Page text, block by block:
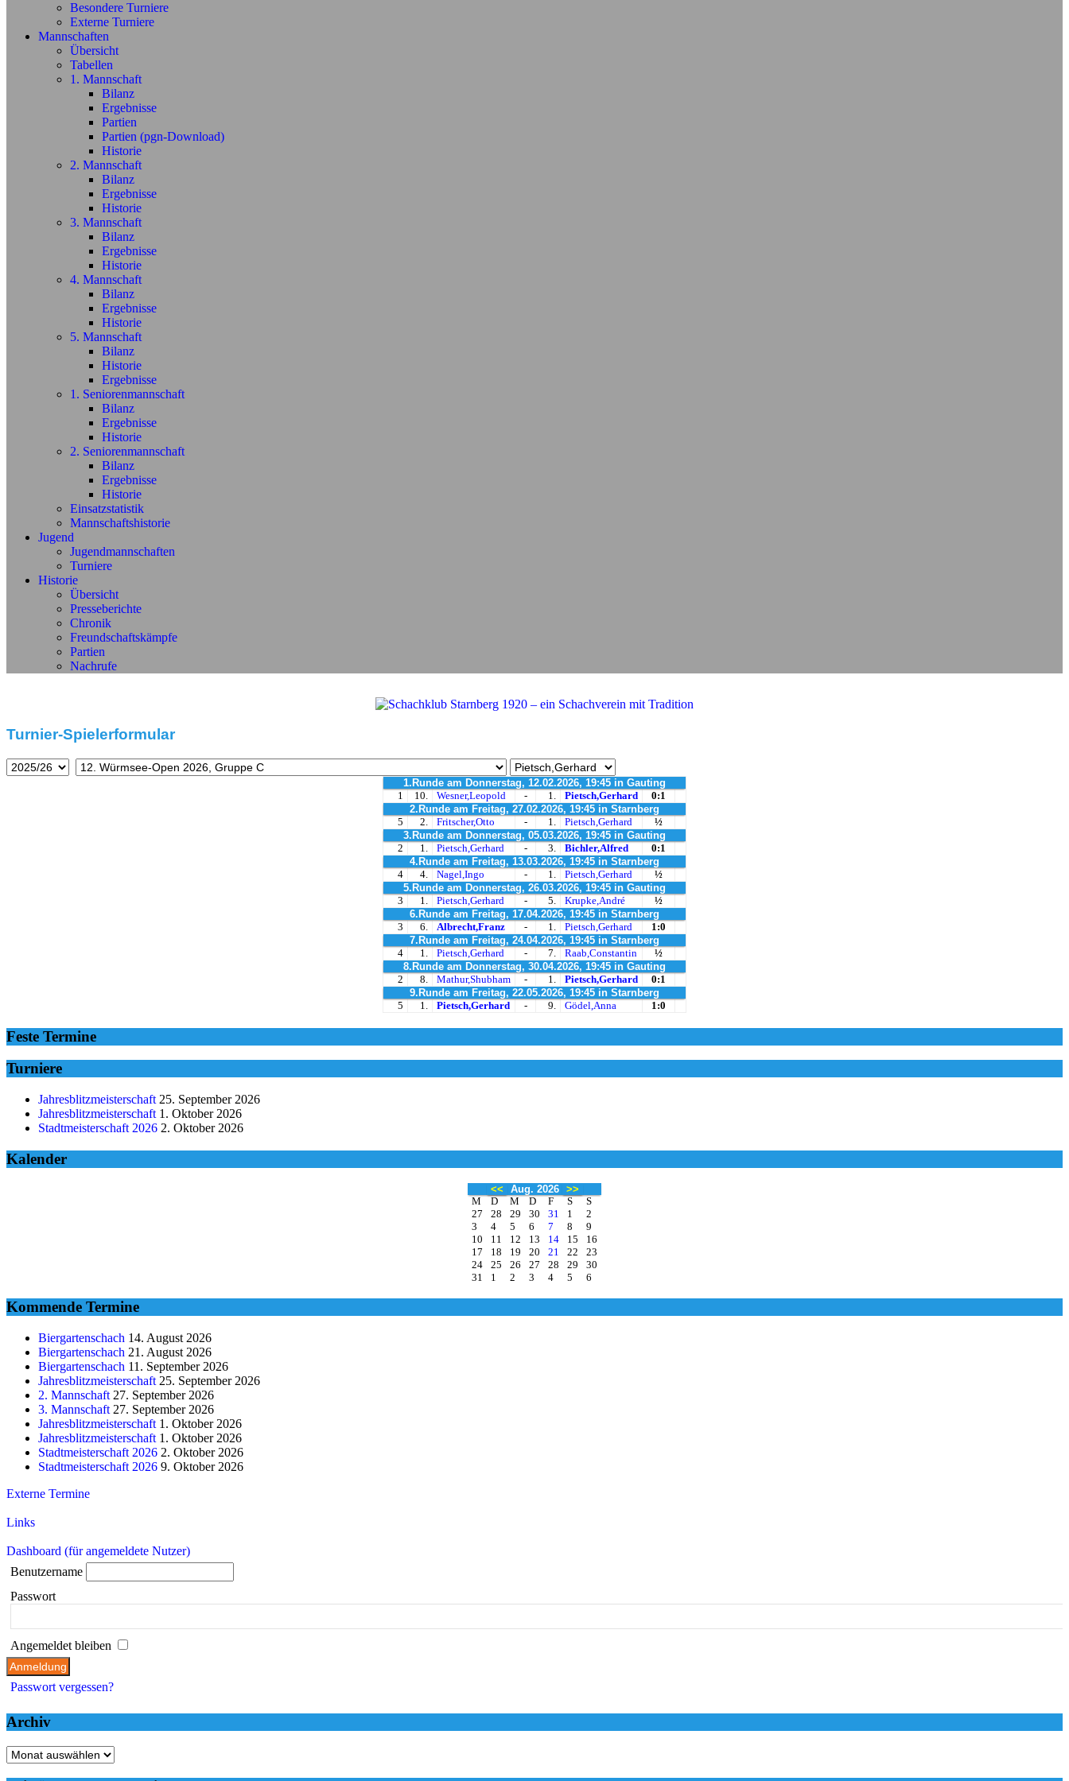
Besondere Turniere
Externe Turniere
Mannschaften
Übersicht
Tabellen
1. Mannschaft
Bilanz
Ergebnisse
Partien
Partien (pgn-Download)
Historie
2. Mannschaft
Bilanz
Ergebnisse
Historie
3. Mannschaft
Bilanz
Ergebnisse
Historie
4. Mannschaft
Bilanz
Ergebnisse
Historie
5. Mannschaft
Bilanz
Historie
Ergebnisse
1. Seniorenmannschaft
Bilanz
Ergebnisse
Historie
2. Seniorenmannschaft
Bilanz
Ergebnisse
Historie
Einsatzstatistik
Mannschaftshistorie
Jugend
Jugendmannschaften
Turniere
Historie
Übersicht
Presseberichte
Chronik
Freundschaftskämpfe
Partien
Nachrufe
Turnier-Spielerformular
1.Runde am Donnerstag, 12.02.2026, 19:45 in Gauting
1
10. Wesner,Leopold - 1. Pietsch,Gerhard
0:1
2.Runde am Freitag, 27.02.2026, 19:45 in Starnberg
5
2. Fritscher,Otto - 1. Pietsch,Gerhard
½
3.Runde am Donnerstag, 05.03.2026, 19:45 in Gauting
2
1. Pietsch,Gerhard - 3. Bichler,Alfred
0:1
4.Runde am Freitag, 13.03.2026, 19:45 in Starnberg
4
4. Nagel,Ingo - 1. Pietsch,Gerhard
½
5.Runde am Donnerstag, 26.03.2026, 19:45 in Gauting
3
1. Pietsch,Gerhard - 5. Krupke,André
½
6.Runde am Freitag, 17.04.2026, 19:45 in Starnberg
3
6. Albrecht,Franz - 1. Pietsch,Gerhard
1:0
7.Runde am Freitag, 24.04.2026, 19:45 in Starnberg
4
1. Pietsch,Gerhard - 7. Raab,Constantin
½
8.Runde am Donnerstag, 30.04.2026, 19:45 in Gauting
2
8. Mathur,Shubham - 1. Pietsch,Gerhard
0:1
9.Runde am Freitag, 22.05.2026, 19:45 in Starnberg
5
1. Pietsch,Gerhard - 9. Gödel,Anna 1:0
Feste Termine
Turniere
Jahresblitzmeisterschaft 25. September 2026
Jahresblitzmeisterschaft 1. Oktober 2026
Stadtmeisterschaft 2026 2. Oktober 2026
Kalender
<< Aug. 2026 >>
M
D M D F S
S
27
28 29 30 31 1
2
3
4 5 6 7 8
9
10
11 12 13 14 15
16
17
18 19 20 21 22
23
24
25 26 27 28 29
30
31
1 2 3 4 5 6
Kommende Termine
Biergartenschach 14. August 2026
Biergartenschach 21. August 2026
Biergartenschach 11. September 2026
Jahresblitzmeisterschaft 25. September 2026
2. Mannschaft 27. September 2026
3. Mannschaft 27. September 2026
Jahresblitzmeisterschaft 1. Oktober 2026
Jahresblitzmeisterschaft 1. Oktober 2026
Stadtmeisterschaft 2026 2. Oktober 2026
Stadtmeisterschaft 2026 9. Oktober 2026
Externe Termine
Links
Dashboard (für angemeldete Nutzer)
Benutzername
Passwort
Angemeldet bleiben
Passwort vergessen?
Archiv
Archiv